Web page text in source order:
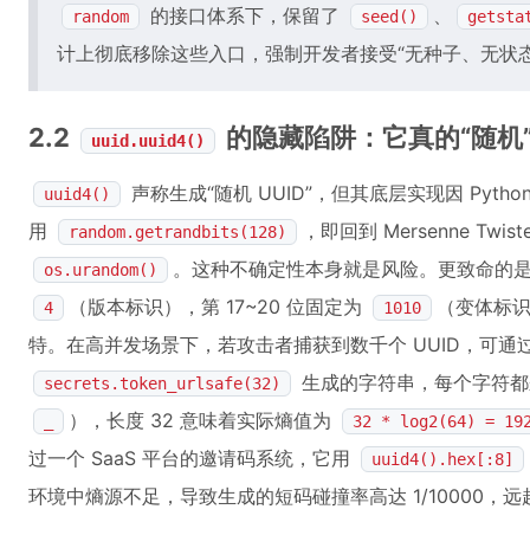
random 的接口体系下，保留了 seed() 、
计上彻底移除这些入口，强制开发者接受“无种子、无状
2.2 uuid.uuid4() 的隐藏陷阱：它真的“随机
uuid4()
声称生成“随机 UUID”，但其底层实现因
用
random.getrandbits(128) ，即回到 Mersenne
os.urandom() 。这种不确定性本身就是风险。更致命的
4 （版本标识），第 17~20 位固定为 1010
（变体标
特。在高并发场景下，若攻击者捕获到数千个 UUID，可通
secrets.token_urlsafe(32) 生成的字符串，每个字符
），长度 32 意味着实际熵值为 32 * log2(64) =
过一个 SaaS 平台的邀请码系统，它用 uuid4().hex[:8]
环境中熵源不足，导致生成的短码碰撞率高达 1/10000，